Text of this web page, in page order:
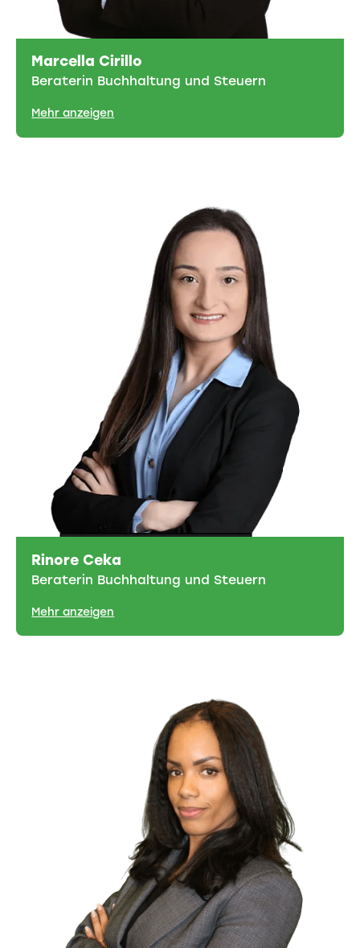
Marcella Cirillo
Beraterin Buchhaltung und Steuern
Mehr anzeigen
Rinore Ceka
Beraterin Buchhaltung und Steuern
Mehr anzeigen